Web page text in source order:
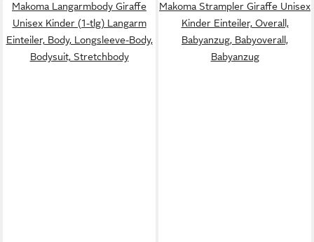
Makoma Langarmbody Giraffe
Unisex Kinder (1-tlg) Langarm
Einteiler, Body, Longsleeve-Body,
Bodysuit, Stretchbody
Makoma Strampler Giraffe Unisex
Kinder Einteiler, Overall,
Babyanzug, Babyoverall,
Babyanzug